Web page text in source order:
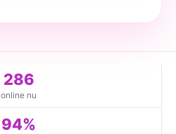
286
online nu
94%